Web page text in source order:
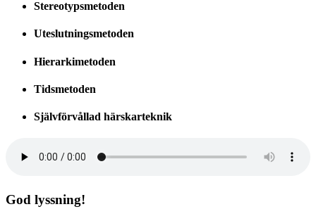
Stereotypsmetoden
Uteslutningsmetoden
Hierarkimetoden
Tidsmetoden
Självförvållad härskarteknik
God lyssning!